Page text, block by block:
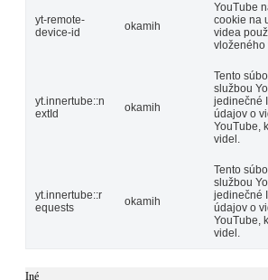
yt-remote-
device-id
okamih
YouTube
cookie na
videa
vloženého
yt.innertube::n
extId
okamih
Tento
službou
jedinečné
údajov o
YouTube,
videl.
yt.innertube::r
equests
okamih
Tento
službou
jedinečné
údajov o
YouTube,
videl.
Iné